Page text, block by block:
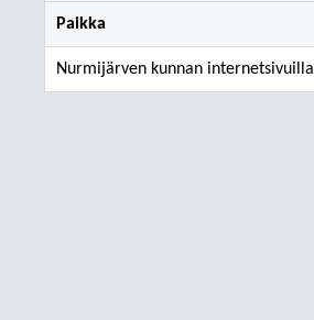
Paikka
Nurmijärven kunnan internetsivuilla